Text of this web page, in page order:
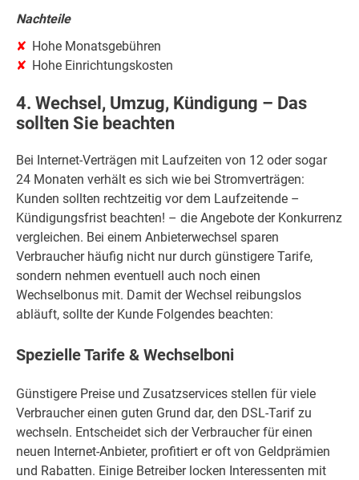
Nachteile
Hohe Monatsgebühren
Hohe Einrichtungskosten
4. Wechsel, Umzug, Kündigung – Das
sollten Sie beachten
Bei Internet-Verträgen mit Laufzeiten von 12 oder sogar
24 Monaten verhält es sich wie bei Stromverträgen:
Kunden sollten rechtzeitig vor dem Laufzeitende –
Kündigungsfrist beachten! – die Angebote der Konkurrenz
vergleichen. Bei einem Anbieterwechsel sparen
Verbraucher häufig nicht nur durch günstigere Tarife,
sondern nehmen eventuell auch noch einen
Wechselbonus mit. Damit der Wechsel reibungslos
abläuft, sollte der Kunde Folgendes beachten:
Spezielle Tarife & Wechselboni
Günstigere Preise und Zusatzservices stellen für viele
Verbraucher einen guten Grund dar, den DSL-Tarif zu
wechseln. Entscheidet sich der Verbraucher für einen
neuen Internet-Anbieter, profitiert er oft von Geldprämien
und Rabatten. Einige Betreiber locken Interessenten mit